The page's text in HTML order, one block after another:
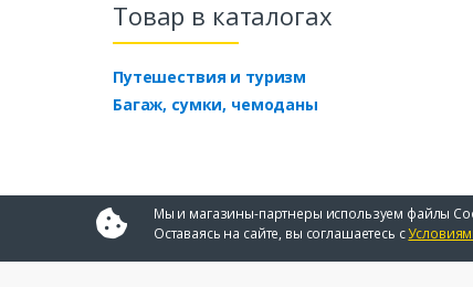
Товар в каталогах
Путешествия и туризм
Багаж, сумки, чемоданы
Мы и магазины-партнеры используем файлы
Оставаясь на сайте, вы соглашаетесь с